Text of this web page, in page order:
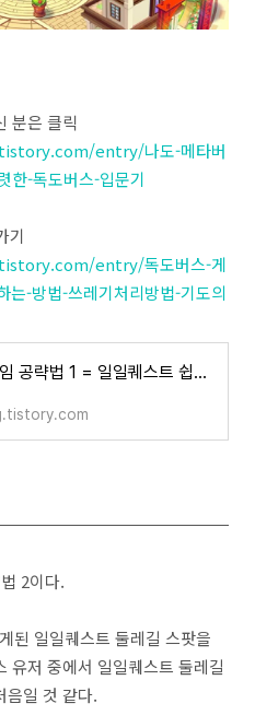
분은 클릭
entry/나도-메타버
한-독도버스-입문기
기
entry/독도버스-게
는-방법-쓰레기처리방법-기도의
'독도버스' 게임 공략법 1 = 일일퀘스트 쉽게 하는 방법 / 쓰레기처리방법/ '기도의신' 활용방법
2이다.
된 일일퀘스트 둘레길 스팟을
유저 중에서 일일퀘스트 둘레길
음일 것 같다.